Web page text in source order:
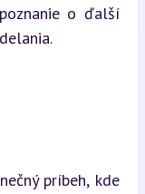
o ďalší
príbeh, kde